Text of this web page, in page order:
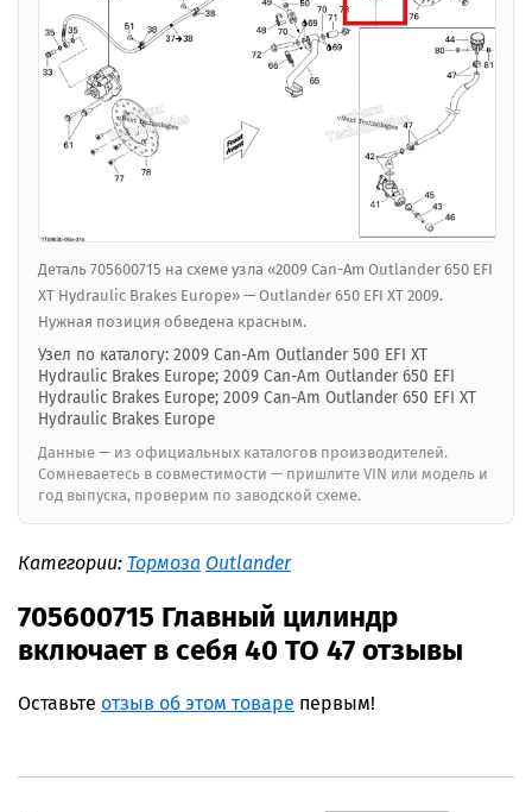
Деталь 705600715 на схеме узла «2009 Can-Am Outlander 650 EFI
XT Hydraulic Brakes Europe» — Outlander 650 EFI XT 2009.
Нужная позиция обведена красным.
Узел по каталогу: 2009 Can-Am Outlander 500 EFI XT
Hydraulic Brakes Europe; 2009 Can-Am Outlander 650 EFI
Hydraulic Brakes Europe; 2009 Can-Am Outlander 650 EFI XT
Hydraulic Brakes Europe
Данные — из официальных каталогов производителей.
Сомневаетесь в совместимости — пришлите VIN или модель и
год выпуска, проверим по заводской схеме.
Категории: Тормоза Outlander
705600715 Главный цилиндр
включает в себя 40 TO 47 отзывы
Оставьте отзыв об этом товаре первым!